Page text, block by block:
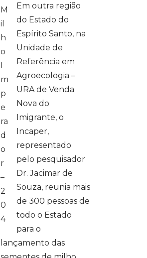
M
il
h
o
I
m
p
e
ra
d
o
r
–
2
0
4
Em outra região
do Estado do
Espírito Santo, na
Unidade de
Referência em
Agroecologia –
URA de Venda
Nova do
Imigrante, o
Incaper,
representado
pelo pesquisador
Dr. Jacimar de
Souza, reunia mais
de 300 pessoas de
todo o Estado
para o
lançamento das